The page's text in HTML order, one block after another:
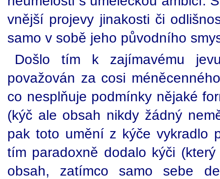
vnější projevy jinakosti či
samo v sobě jeho původního
Došlo tím k zajímavému
považován za cosi
co nesplňuje podmínky nějaké
(kýč ale obsah nikdy žádný
pak toto umění z kýče vykradlo
tím paradoxně dodalo kýči
obsah, zatímco samo sebe